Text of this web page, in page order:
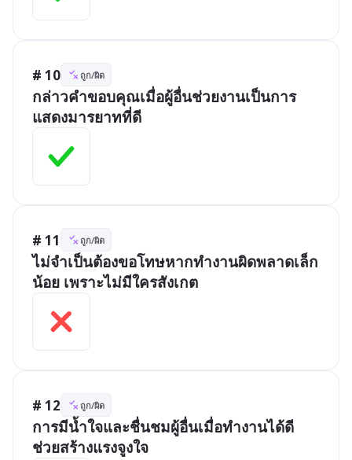
# 10 ถูก/ผิด
กล่าวคำขอบคุณเมื่อผู้อื่นช่วยงานเป็นการ
แสดงมารยาทที่ดี
# 11 ถูก/ผิด
ไม่จำเป็นต้องขอโทษหากทำงานผิดพลาดเล็ก
น้อย เพราะไม่มีใครสังเกต
# 12 ถูก/ผิด
การมีน้ำใจและชื่นชมผู้อื่นเมื่อทำงานได้ดี
ช่วยสร้างแรงจูงใจ